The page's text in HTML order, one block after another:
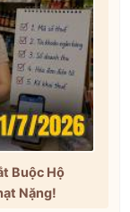
Buộc Hộ
Nặng!